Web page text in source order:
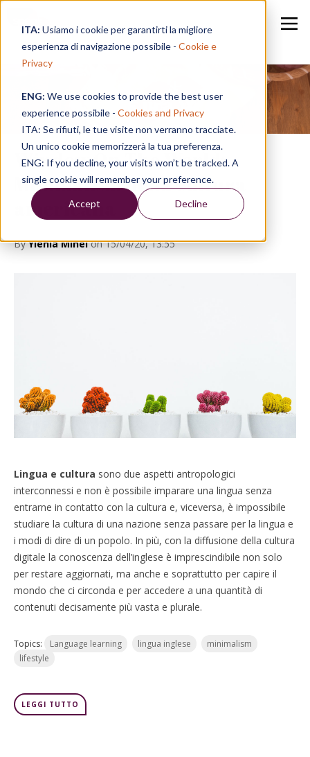
ITA: Usiamo i cookie per garantirti la migliore
esperienza di navigazione possibile - Cookie e
Privacy
ENG: We use cookies to provide the best user
experience possibile - Cookies and Privacy
ITA: Se rifiuti, le tue visite non verranno tracciate.
Un unico cookie memorizzerà la tua preferenza.
ENG: If you decline, your visits won’t be tracked. A
single cookie will remember your preference.
Accept Decline
Speak in a Week
Window On The World:
Minimalism nella cultura
americana
ByYlenia Mineion 15/04/20, 13:55
Lingua e cultura sono due aspetti antropologici
interconnessi e non è possibile imparare una lingua senza
entrarne in contatto con la cultura e, viceversa, è impossibile
studiare la cultura di una nazione senza passare per la lingua e
i modi di dire di un popolo. In più, con la diffusione della cultura
digitale la conoscenza dell’inglese è imprescindibile non solo
per restare aggiornati, ma anche e soprattutto per capire il
mondo che ci circonda e per accedere a una quantità di
contenuti decisamente più vasta e plurale.
Topics: Language learning lingua inglese
minimalism
lifestyle
LEGGI TUTTO